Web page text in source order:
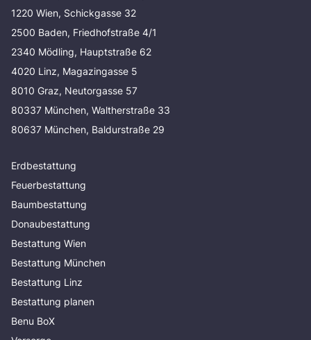
1220 Wien, Schickgasse 32
2500 Baden, Friedhofstraße 4/1
2340 Mödling, Hauptstraße 62
4020 Linz, Magazingasse 5
8010 Graz, Neutorgasse 57
80337 München, Waltherstraße 33
80637 München, Baldurstraße 29
Erdbestattung
Feuerbestattung
Baumbestattung
Donaubestattung
Bestattung Wien
Bestattung München
Bestattung Linz
Bestattung planen
Benu BoX